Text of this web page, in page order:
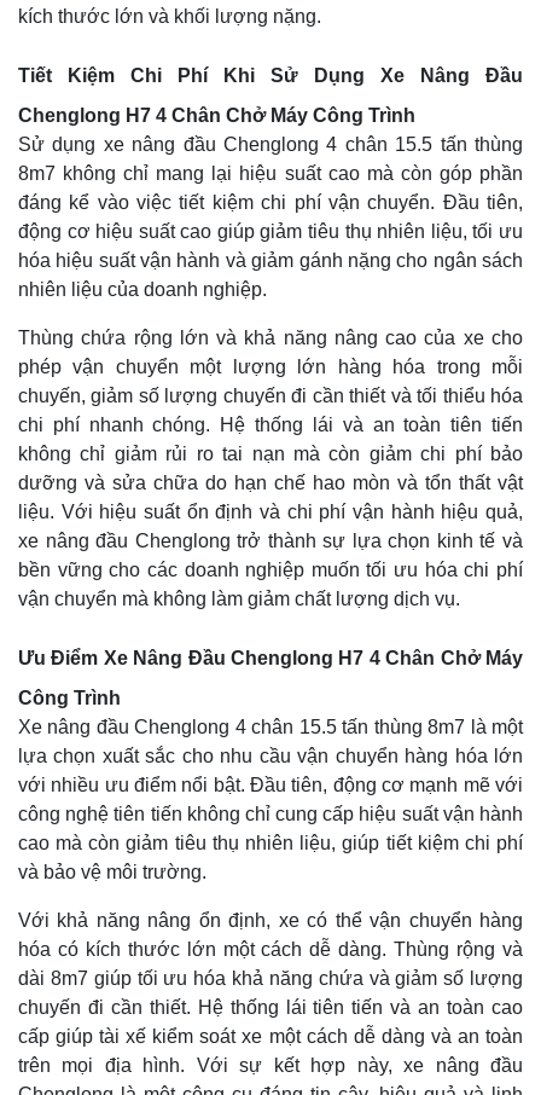
kích thước lớn và khối lượng nặng.
Tiết Kiệm Chi Phí Khi Sử Dụng Xe Nâng Đầu
Chenglong H7 4 Chân Chở Máy Công Trình
Sử dụng xe nâng đầu Chenglong 4 chân 15.5 tấn thùng
8m7 không chỉ mang lại hiệu suất cao mà còn góp phần
đáng kể vào việc tiết kiệm chi phí vận chuyển. Đầu tiên,
động cơ hiệu suất cao giúp giảm tiêu thụ nhiên liệu, tối ưu
hóa hiệu suất vận hành và giảm gánh nặng cho ngân sách
nhiên liệu của doanh nghiệp.
Thùng chứa rộng lớn và khả năng nâng cao của xe cho
phép vận chuyển một lượng lớn hàng hóa trong mỗi
chuyến, giảm số lượng chuyến đi cần thiết và tối thiểu hóa
chi phí nhanh chóng. Hệ thống lái và an toàn tiên tiến
không chỉ giảm rủi ro tai nạn mà còn giảm chi phí bảo
dưỡng và sửa chữa do hạn chế hao mòn và tổn thất vật
liệu. Với hiệu suất ổn định và chi phí vận hành hiệu quả,
xe nâng đầu Chenglong trở thành sự lựa chọn kinh tế và
bền vững cho các doanh nghiệp muốn tối ưu hóa chi phí
vận chuyển mà không làm giảm chất lượng dịch vụ.
Ưu Điểm Xe Nâng Đầu Chenglong H7 4 Chân Chở Máy
Công Trình
Xe nâng đầu Chenglong 4 chân 15.5 tấn thùng 8m7 là một
lựa chọn xuất sắc cho nhu cầu vận chuyển hàng hóa lớn
với nhiều ưu điểm nổi bật. Đầu tiên, động cơ mạnh mẽ với
công nghệ tiên tiến không chỉ cung cấp hiệu suất vận hành
cao mà còn giảm tiêu thụ nhiên liệu, giúp tiết kiệm chi phí
và bảo vệ môi trường.
Với khả năng nâng ổn định, xe có thể vận chuyển hàng
hóa có kích thước lớn một cách dễ dàng. Thùng rộng và
dài 8m7 giúp tối ưu hóa khả năng chứa và giảm số lượng
chuyến đi cần thiết. Hệ thống lái tiên tiến và an toàn cao
cấp giúp tài xế kiểm soát xe một cách dễ dàng và an toàn
trên mọi địa hình. Với sự kết hợp này, xe nâng đầu